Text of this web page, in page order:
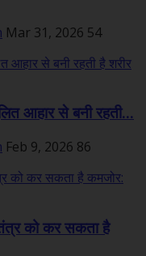
Mar 31, 2026 54
आहार से बनी रहती...
Feb 9, 2026 86
को कर सकता है